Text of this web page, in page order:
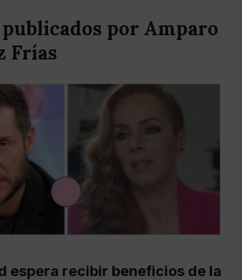
por Amparo
Frías
espera recibir beneficios de la